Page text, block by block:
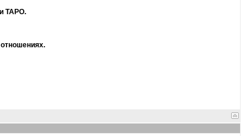
ТАРО.